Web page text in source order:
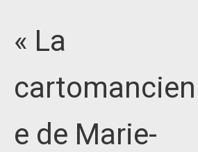
« La
e de Marie-